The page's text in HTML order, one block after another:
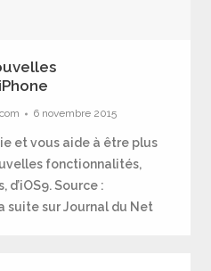
6 novembre 2015
et vous aide à être plus
fonctionnalités,
Source :
suite sur Journal du Net